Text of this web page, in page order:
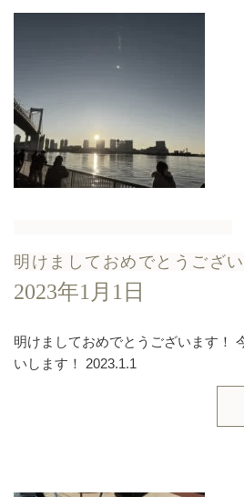
明けましておめでとうござい
2023年1月1日
明けましておめでとうございます！
いします！ 2023.1.1